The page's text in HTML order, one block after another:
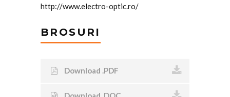
http://www.electro-optic.ro/
BROSURI
Download .PDF